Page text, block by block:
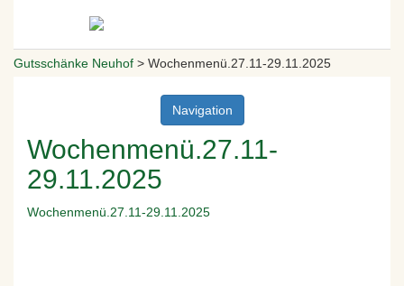
Gutsschänke Neuhof > Wochenmenü.27.11-29.11.2025
Navigation
Wochenmenü.27.11-
29.11.2025
Wochenmenü.27.11-29.11.2025